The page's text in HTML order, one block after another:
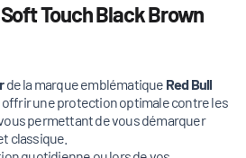
Touch Black Brown
de la marque emblématique Red Bull
une protection optimale contre les
permettant de vous démarquer
classique.